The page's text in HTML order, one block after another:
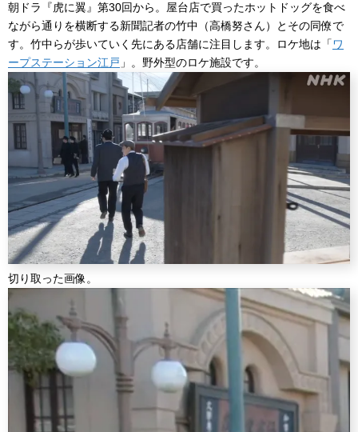
朝ドラ『虎に翼』第30回から。屋台店で買ったホットドッグを食べ
ながら通りを横断する新聞記者の竹中（高橋努さん）とその同僚で
す。竹中らが歩いていく先にある店舗に注目します。ロケ地は「ワ
ープステーション江戸 」。野外型のロケ施設です。
切り取った画像。